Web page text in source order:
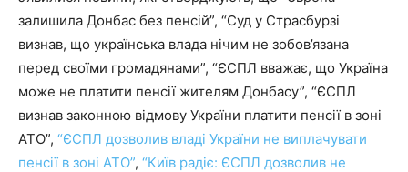
залишила Донбас без пенсій”, “Суд у Страсбурзі
визнав, що українська влада нічим не зобов’язана
перед своїми громадянами”, “ЄСПЛ вважає, що Україна
може не платити пенсії жителям Донбасу”, “ЄСПЛ
визнав законною відмову України платити пенсії в зоні
АТО”, “ЄСПЛ дозволив владі України не виплачувати
пенсії в зоні АТО”, “Київ радіє: ЄСПЛ дозволив не